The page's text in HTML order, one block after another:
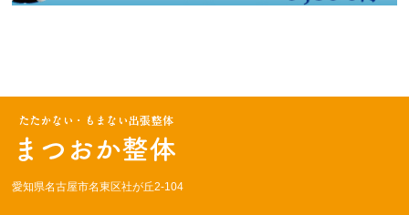
愛知県名古屋市名東区社が丘2-104